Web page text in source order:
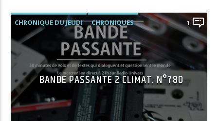
CHRONIQUE DU JEUDI
CHRONIQUES
LES ÉMISSIONS
PODCASTS ET CONFÉRENCES
1
BANDE PASSANTE 2 CLIMAT. N°780